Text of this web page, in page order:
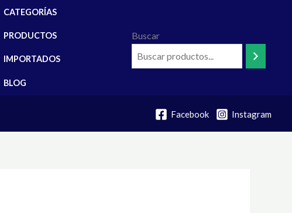
CATEGORÍAS
PRODUCTOS
IMPORTADOS
BLOG
Buscar
Facebook Instagram